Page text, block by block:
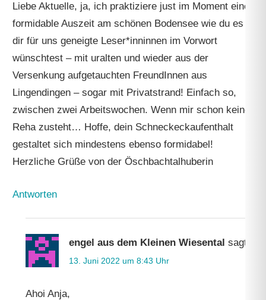
Liebe Aktuelle, ja, ich praktiziere just im Moment eine
formidable Auszeit am schönen Bodensee wie du es
dir für uns geneigte Leser*inninnen im Vorwort
wünschtest – mit uralten und wieder aus der
Versenkung aufgetauchten FreundInnen aus
Lingendingen – sogar mit Privatstrand! Einfach so,
zwischen zwei Arbeitswochen. Wenn mir schon keine
Reha zusteht… Hoffe, dein Schneckeckaufenthalt
gestaltet sich mindestens ebenso formidabel!
Herzliche Grüße von der Öschbachtalhuberin
Antworten
engel aus dem Kleinen Wiesental sagt:
13. Juni 2022 um 8:43 Uhr
Ahoi Anja,